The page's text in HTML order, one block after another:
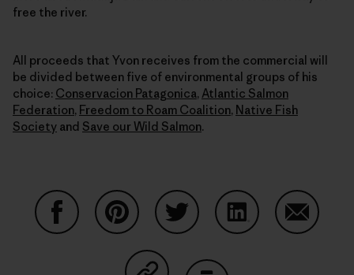
free the river.
All proceeds that Yvon receives from the commercial will
be divided between five of environmental groups of his
choice: Conservacion Patagonica, Atlantic Salmon
Federation, Freedom to Roam Coalition, Native Fish
Society and Save our Wild Salmon.